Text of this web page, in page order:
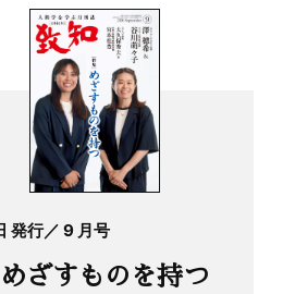
発行／ 9 月号
めざすものを持つ